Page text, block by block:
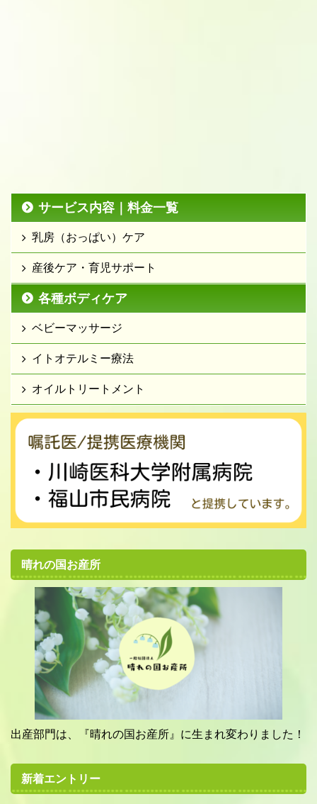
サービス内容｜料金一覧
乳房（おっぱい）ケア
産後ケア・育児サポート
各種ボディケア
ベビーマッサージ
イトオテルミー療法
オイルトリートメント
晴れの国お産所
出産部門は、『晴れの国お産所』に生まれ変わりました！
新着エントリー